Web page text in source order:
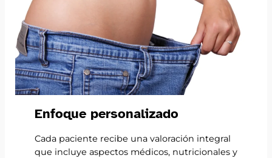
Enfoque personalizado
Cada paciente recibe una valoración integral
que incluye aspectos médicos, nutricionales y